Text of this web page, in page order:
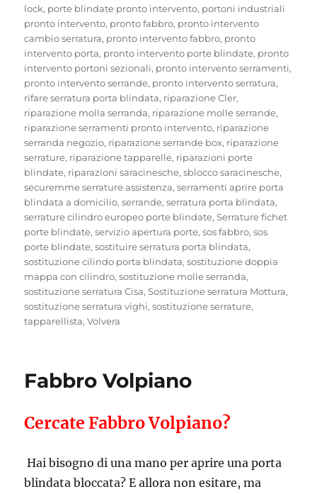
lock, porte blindate pronto intervento, portoni industriali
pronto intervento, pronto fabbro, pronto intervento
cambio serratura, pronto intervento fabbro, pronto
intervento porta, pronto intervento porte blindate, pronto
intervento portoni sezionali, pronto intervento serramenti,
pronto intervento serrande, pronto intervento serratura,
rifare serratura porta blindata, riparazione Cler,
riparazione molla serranda, riparazione molle serrande,
riparazione serramenti pronto intervento, riparazione
serranda negozio, riparazione serrande box, riparazione
serrature, riparazione tapparelle, riparazioni porte
blindate, riparazioni saracinesche,sblocco saracinesche,
securemme serrature assistenza,serramenti aprire porta
blindata a domicilio,serrande,serratura porta blindata,
serrature cilindro europeo porte blindate,Serrature fichet
porte blindate,servizio apertura porte,sos fabbro,sos
porte blindate,sostituire serratura porta blindata,
sostituzione cilindo porta blindata,sostituzione doppia
mappa con cilindro,sostituzione molle serranda,
sostituzione serratura Cisa,Sostituzione serratura Mottura,
sostituzione serratura vighi,sostituzione serrature,
tapparellista,Volvera
Fabbro Volpiano
Cercate Fabbro Volpiano?
Hai bisogno di una mano per aprire una porta
blindata bloccata? E allora non esitare, ma